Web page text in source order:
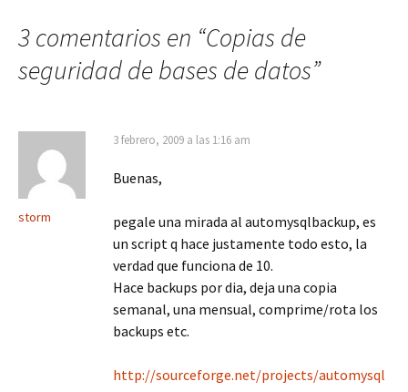
entradas
3 comentarios en “Copias de
seguridad de bases de datos”
storm
3 febrero, 2009 a las 1:16 am
Buenas,
pegale una mirada al automysqlbackup, es
un script q hace justamente todo esto, la
verdad que funciona de 10.
Hace backups por dia, deja una copia
semanal, una mensual, comprime/rota los
backups etc.
http://sourceforge.net/projects/automysql